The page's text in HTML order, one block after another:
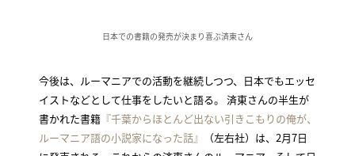
日本での書籍の発売が決まり喜ぶ済東さん
今後は、ルーマニアでの活動を継続しつつ、日本でもエッセ
イストなどとして仕事をしたいと語る。 済東さんの半生が
書かれた書籍『千葉からほとんど出ない引きこもりの俺が、
ルーマニア語の小説家になった話』
（左右社）は、2月7日